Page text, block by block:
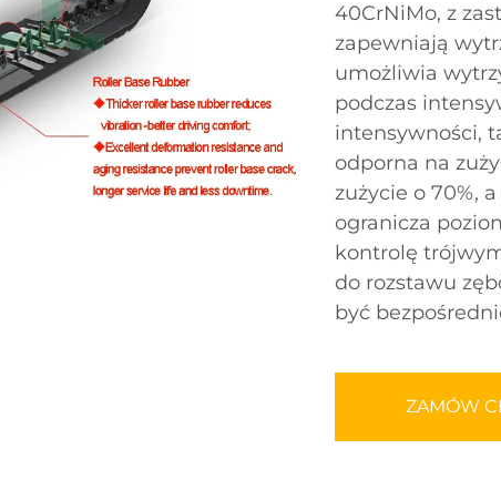
40CrNiMo, z
zapewniają
umożliwia
podczas
intensywności,
odporna na
zużycie o 70%,
ogranicza
kontrolę
do rozstawu
być
ZAMÓW